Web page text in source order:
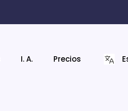
I. A. Precios